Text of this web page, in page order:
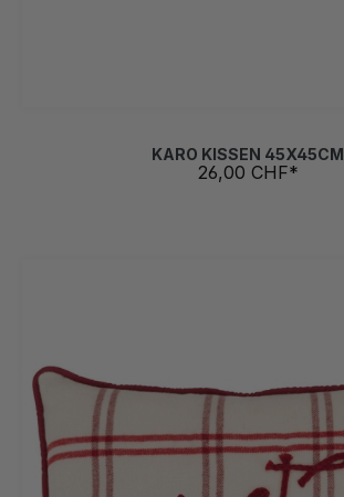
KARO KISSEN 45X45CM
26,00 CHF*